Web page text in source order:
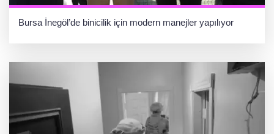
Bursa İnegöl’de binicilik için modern manejler yapılıyor